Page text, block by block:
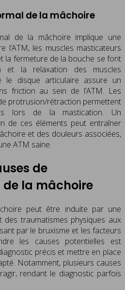
de la mâchoire
de la mâchoire implique une
l’ATM, les muscles masticateurs
la fermeture de la bouche se font
et la relaxation des muscles
le disque articulaire assure un
friction au sein de l’ATM. Les
protrusion/rétraction permettent
lors de la mastication. Un
de ces éléments peut entraîner
et des douleurs associées,
ATM saine.
de
la mâchoire
peut être induite par une
des traumatismes physiques aux
par le bruxisme et les facteurs
les causes potentielles est
précis et mettre en place
Notamment, plusieurs causes
rendant le diagnostic parfois